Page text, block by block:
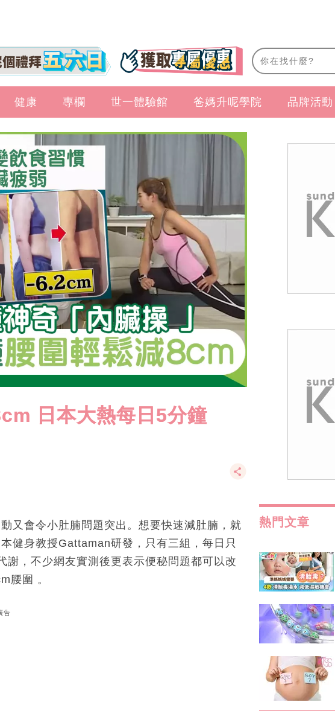
健康 專欄 世一體驗館 爸媽升呢學院 品牌活動
日本大熱每日5分鐘
又會令小肚腩問題突出。想要快速減肚腩，就
健身教授Gattaman研發，只有三組，每日只
，不少網友實測後更表示便秘問題都可以改
腰圍 。
告
熱門文章